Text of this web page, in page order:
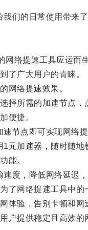
们的日常使用带来了
络提速工具应运而生
广大用户的青睐。
络提速效果。
所需的加速节点，
便捷。
节点即可实现网络提
加速器，随时随地
能。
，降低网络延迟，
网络提速工具中的
验，告别卡顿和网
提供稳定且高效的